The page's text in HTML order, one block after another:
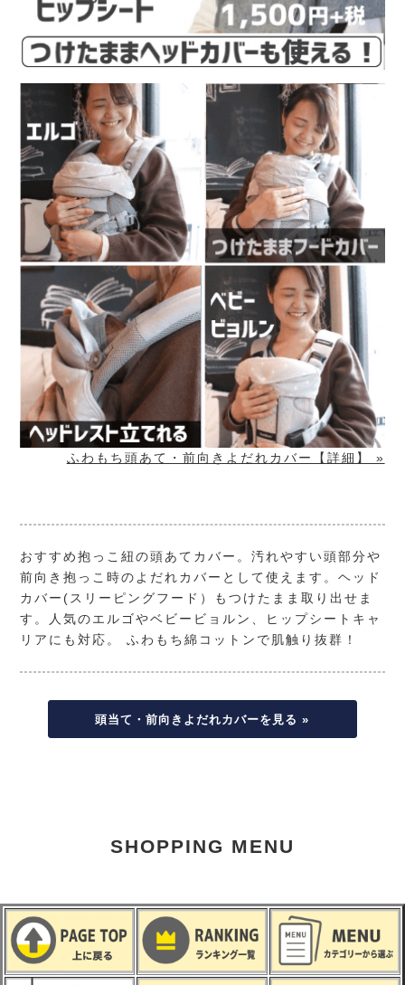
ふわもち頭あて・前向きよだれカバー【詳細】 »
おすすめ抱っこ紐の頭あてカバー。汚れやすい頭部分や
前向き抱っこ時のよだれカバーとして使えます。ヘッド
カバー(スリーピングフード）もつけたまま取り出せま
す。人気のエルゴやベビービョルン、ヒップシートキャ
リアにも対応。 ふわもち綿コットンで肌触り抜群！
頭当て・前向きよだれカバーを見る »
SHOPPING MENU